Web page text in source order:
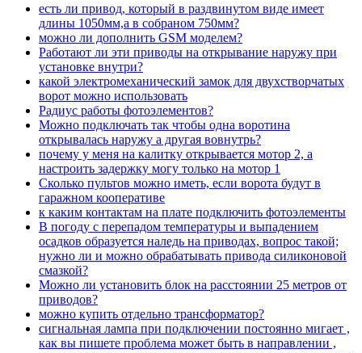
есть ли привод, который в раздвинутом виде имеет
длины 1050мм,а в собраном 750мм?
можно ли дополнить GSM моделем?
Работают ли эти приводы на открывание наружу при
установке внутри?
какой электромеханический замок для двухстворчатых
ворот можно использовать
Радиус работы фотоэлементов?
Можно подключать так чтобы одна воротина
открывалась наружу а другая вовнутрь?
почему у меня на калитку открывается мотор 2, а
настроить задержку могу только на мотор 1
Сколько пультов можно иметь, если ворота будут в
гаражном кооперативе
к каким контактам на плате подключить фотоэлементы
В погоду с перепадом температуры и выпадением
осадков образуется наледь на приводах, вопрос такой;
нужно ли и можно обрабатывать привода силиконовой
смазкой?
Можно ли установить блок на расстоянии 25 метров от
приводов?
можно купить отдельно трансформатор?
сигнальная лампа при подключении постоянно мигает ,
как вы пишете проблема может быть в направлении ,